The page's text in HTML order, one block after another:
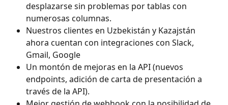
desplazarse sin problemas por tablas con
numerosas columnas.
Nuestros clientes en Uzbekistán y Kazajstán
ahora cuentan con integraciones con Slack,
Gmail, Google
Un montón de mejoras en la API (nuevos
endpoints, adición de carta de presentación a
través de la API).